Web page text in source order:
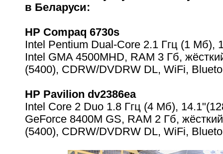
в Беларуси:
HP Compaq 6730s
Intel Pentium Dual-Core 2.1 Ггц (1 Мб),
Intel GMA 4500MHD, RAM 3 Гб,
(5400), CDRW/DVDRW DL, WiFi,
HP Pavilion dv2386ea
Intel Core 2 Duo 1.8 Ггц (4 Мб),
GeForce 8400M GS, RAM 2 Гб,
(5400), CDRW/DVDRW DL, WiFi,